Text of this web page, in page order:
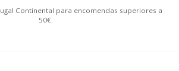
Continental para encomendas superiores a
50€.